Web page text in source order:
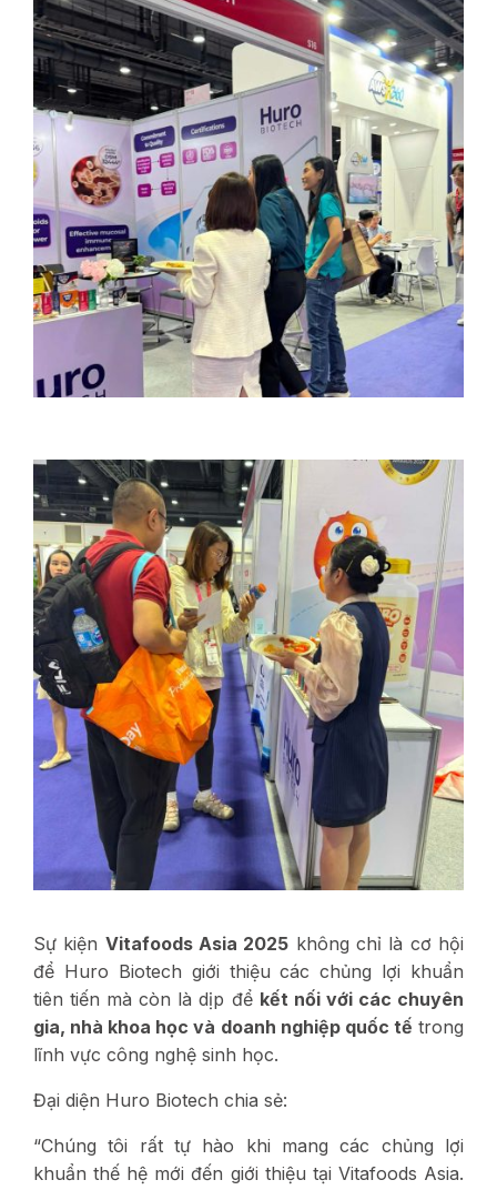
Sự kiện Vitafoods Asia 2025 không chỉ là cơ hội
để Huro Biotech giới thiệu các chủng lợi khuẩn
tiên tiến mà còn là dịp để kết nối với các chuyên
gia, nhà khoa học và doanh nghiệp quốc tế trong
lĩnh vực công nghệ sinh học.
Đại diện Huro Biotech chia sẻ:
“Chúng tôi rất tự hào khi mang các chủng lợi
khuẩn thế hệ mới đến giới thiệu tại Vitafoods Asia.